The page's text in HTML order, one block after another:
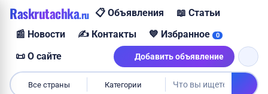
Raskrutachka.ru 📋 Объявления
📖 Статьи
📰 Новости
✍️ Контакты 💙 Избранное 0
📜 О сайте Добавить объявление
Все страны Категории